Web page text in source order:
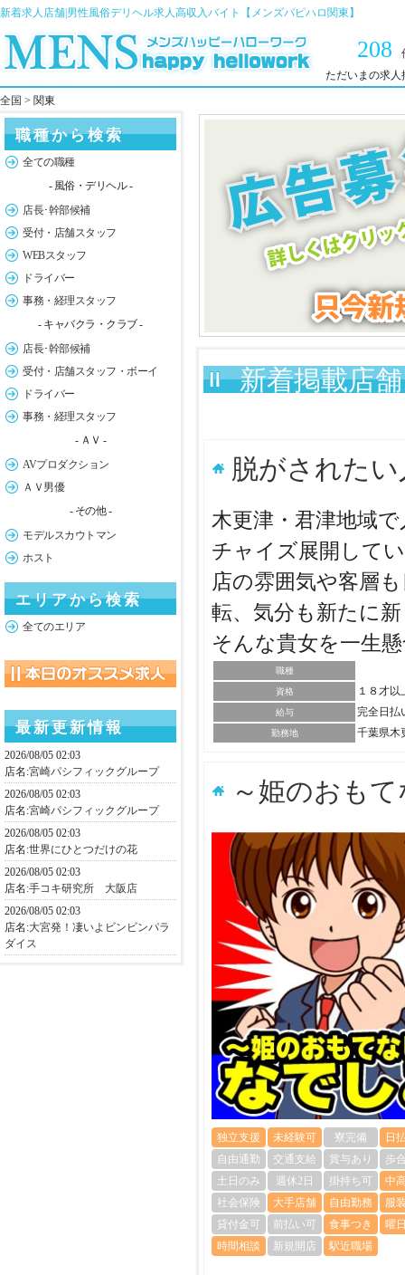
新着求人店舗|男性風俗デリヘル求人高収入バイト【メンズパピハロ関東】
208
ただいまの求人
全国 > 関東
職種から検索
全ての職種
- 風俗・デリヘル -
店長･幹部候補
受付・店舗スタッフ
WEBスタッフ
ドライバー
事務・経理スタッフ
- キャバクラ・クラブ -
店長･幹部候補
受付・店舗スタッフ・ボーイ
ドライバー
事務・経理スタッフ
- ＡＶ -
AVプロダクション
ＡＶ男優
- その他 -
モデルスカウトマン
ホスト
エリアから検索
全てのエリア
最新更新情報
2026/08/05 02:03
店名:宮崎パシフィックグループ
2026/08/05 02:03
店名:宮崎パシフィックグループ
2026/08/05 02:03
店名:世界にひとつだけの花
2026/08/05 02:03
店名:手コキ研究所 大阪店
2026/08/05 02:03
店名:大宮発！凄いよビンビンパラ
ダイス
新着掲載店
脱がされた
木更津・君津地域
チャイズ展開して
店の雰囲気や客層
転、気分も新たに
そんな貴女を一生
職種
資格 １８才
給与 完全日払
勤務地 千葉県木
～姫のおも
独立支援 未経験可 寮完備
日
自由通勤
交通支給 賞与あり
歩
土日のみ
週休2日 掛持ち可
中
社会保険
大手店舗 自由勤務
服
貸付金可
前払い可 食事つき
曜
時間相談
新規開店 駅近職場